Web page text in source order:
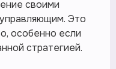
своими
Это
особенно если
стратегией.